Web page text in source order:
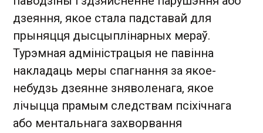
дзеяння, якое стала падставай для
прыняцця дысцыплінарных мераў.
Турэмная адміністрацыя не павінна
накладаць меры спагнання за якое-
небудзь дзеянне зняволенага, якое
лічыцца прамым следствам псіхічнага
або ментальнага захворвання